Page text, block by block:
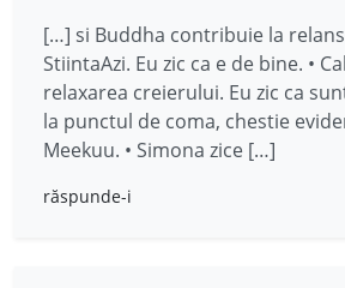
[…] si Buddha contribuie la
StiintaAzi. Eu zic ca e de bine. •
relaxarea creierului. Eu zic ca
la punctul de coma, chestie
Meekuu. • Simona zice […]
răspunde-i